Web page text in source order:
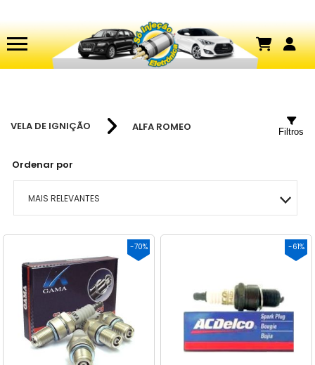
VELA DE IGNIÇÃO ALFA ROMEO
Ordenar por
MAIS RELEVANTES
MAIS VENDIDOS
MENOR PREÇO
MAIOR PREÇO
A - Z
Filtros
-70% -61%